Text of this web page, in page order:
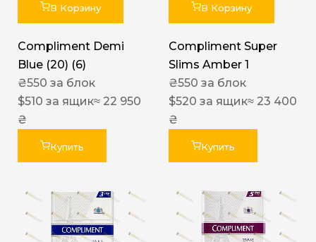
В Корзину
Compliment Demi
Blue (20) (6)
₴550 за блок
$510 за ящик≈ 22 950
₴
Купить
В Корзину
Compliment Super
Slims Amber 1
₴550 за блок
$520 за ящик≈ 23 400
₴
Купить